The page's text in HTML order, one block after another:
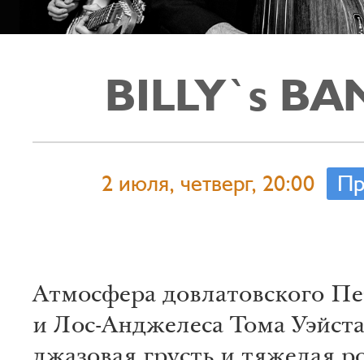
BILLY`s
2 июля, четверг, 20:00
Атмосфера довлатовского
и Лос-Анджелеса Тома